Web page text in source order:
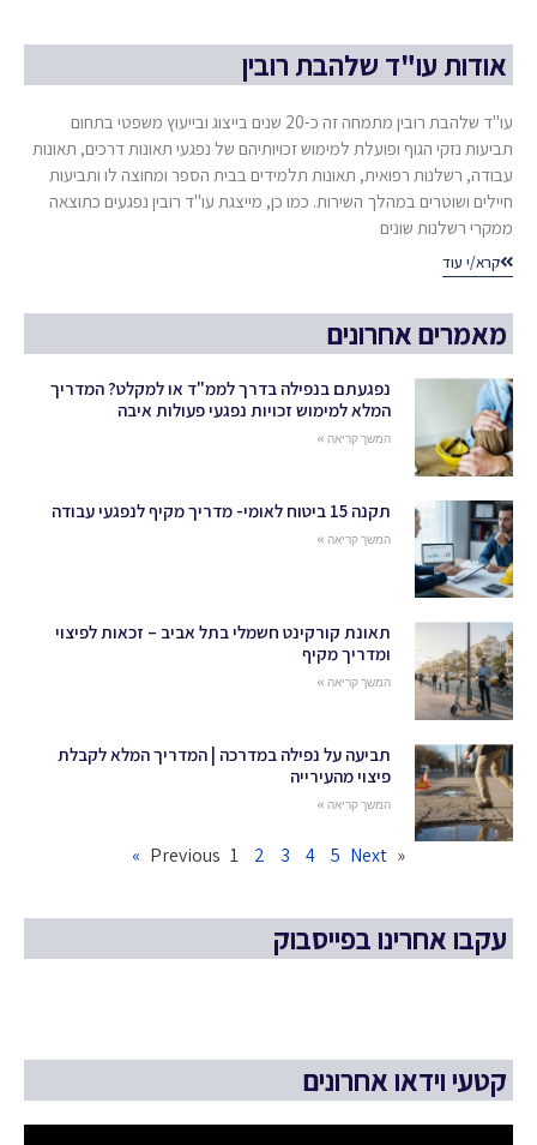
אודות עו"ד שלהבת רובין
עו"ד שלהבת רובין מתמחה זה כ-20 שנים בייצוג ובייעוץ משפטי בתחום
תביעות נזקי הגוף ופועלת למימוש זכויותיהם של נפגעי תאונות דרכים, תאונות
עבודה, רשלנות רפואית, תאונות תלמידים בבית הספר ומחוצה לו ותביעות
חיילים ושוטרים במהלך השירות. כמו כן, מייצגת עו"ד רובין נפגעים כתוצאה
ממקרי רשלנות שונים
קרא/י עוד
מאמרים אחרונים
נפגעתם בנפילה בדרך לממ"ד או למקלט? המדריך
המלא למימוש זכויות נפגעי פעולות איבה
המשך קריאה »
תקנה 15 ביטוח לאומי- מדריך מקיף לנפגעי עבודה
המשך קריאה »
תאונת קורקינט חשמלי בתל אביב – זכאות לפיצוי
ומדריך מקיף
המשך קריאה »
תביעה על נפילה במדרכה | המדריך המלא לקבלת
פיצוי מהעירייה
המשך קריאה »
« Previous
1 2 3 4 5 Next »
עקבו אחרינו בפייסבוק
קטעי וידאו אחרונים